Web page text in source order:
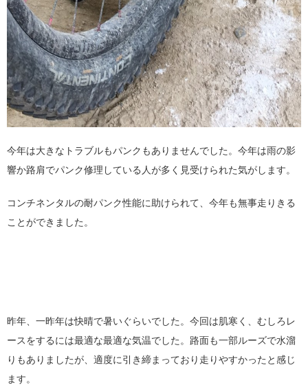
今年は大きなトラブルもパンクもありませんでした。今年は雨の影
響か路肩でパンク修理している人が多く見受けられた気がします。
コンチネンタルの耐パンク性能に助けられて、今年も無事走りきる
ことができました。
昨年、一昨年は快晴で暑いぐらいでした。今回は肌寒く、むしろレ
ースをするには最適な最適な気温でした。路面も一部ルーズで水溜
りもありましたが、適度に引き締まっており走りやすかったと感じ
ます。